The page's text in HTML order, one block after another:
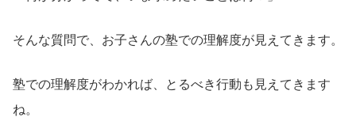
そんな質問で、お子さんの塾での理解度が見えてきます。
塾での理解度がわかれば、とるべき行動も見えてきます
ね。